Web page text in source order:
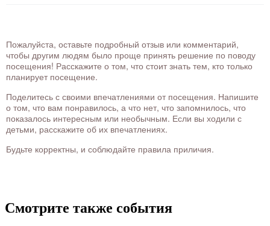
Пожалуйста, оставьте подробный отзыв или комментарий,
чтобы другим людям было проще принять решение по поводу
посещения! Расскажите о том, что стоит знать тем, кто только
планирует посещение.
Поделитесь с своими впечатлениями от посещения. Напишите
о том, что вам понравилось, а что нет, что запомнилось, что
показалось интересным или необычным. Если вы ходили с
детьми, расскажите об их впечатлениях.
Будьте корректны, и соблюдайте правила приличия.
Смотрите также события